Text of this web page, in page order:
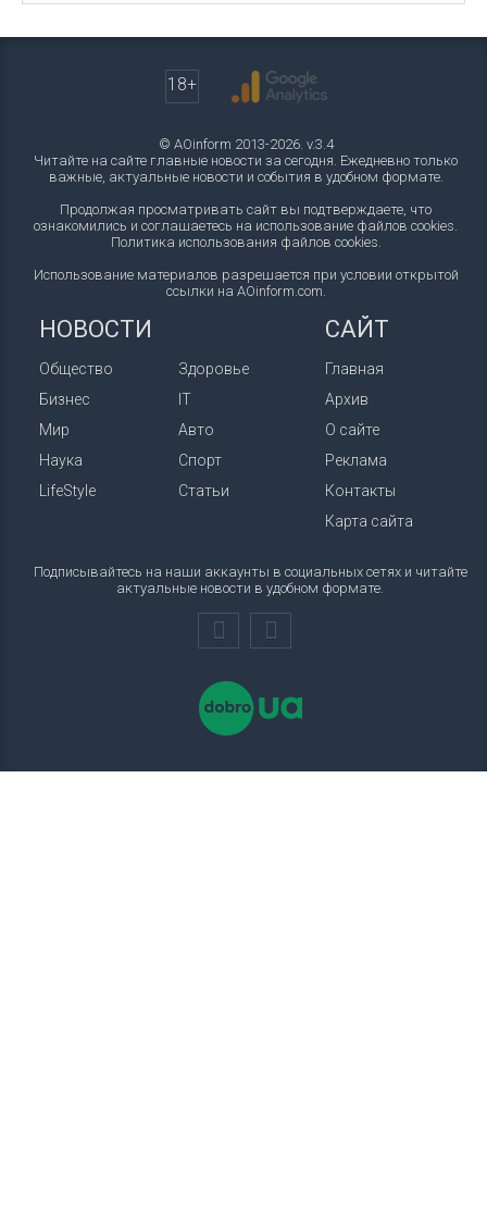
18+
© AOinform 2013-2026. v.3.4
Читайте на сайте главные новости за сегодня. Ежедневно только
важные, актуальные новости и события в удобном формате.
Продолжая просматривать сайт вы подтверждаете, что
ознакомились и соглашаетесь на использование файлов cookies.
Политика использования файлов cookies.
Использование материалов разрешается при условии открытой
ссылки на AOinform.com.
НОВОСТИ
Общество
Бизнес
Мир
Наука
LifeStyle
Здоровье
IT
Авто
Спорт
Статьи
САЙТ
Главная
Архив
О сайте
Реклама
Контакты
Карта сайта
Подписывайтесь на наши аккаунты в социальных сетях и читайте
актуальные новости в удобном формате.